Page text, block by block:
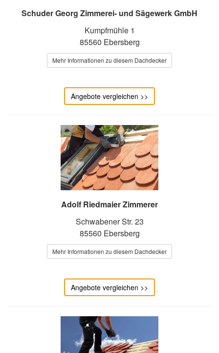
Schuder Georg Zimmerei- und Sägewerk GmbH
Kumpfmühle 1
85560 Ebersberg
Mehr Informationen zu diesem Dachdecker
Angebote vergleichen >>
Adolf Riedmaier Zimmerer
Schwabener Str. 23
85560 Ebersberg
Mehr Informationen zu diesem Dachdecker
Angebote vergleichen >>